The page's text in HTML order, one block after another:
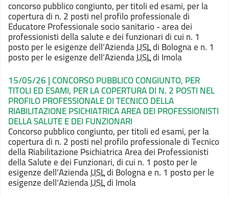
concorso pubblico congiunto, per titoli ed esami, per la
copertura di n. 2 posti nel profilo professionale di
Educatore Professionalesocio sanitario - area dei
professionisti della salute e dei funzionari di cuin. 1
posto per le esigenze dell’AziendaUSLdi Bologna e n. 1
posto per leesigenze dell’AziendaUSLdi Imola
15/05/26 | CONCORSO PUBBLICO CONGIUNTO, PER
TITOLI ED ESAMI, PER LA COPERTURA DI N. 2 POSTI NEL
PROFILO PROFESSIONALE DI TECNICO DELLA
RIABILITAZIONE PSICHIATRICA AREA DEI PROFESSIONISTI
DELLA SALUTE E DEI FUNZIONARI
Concorso pubblico congiunto, per titoli ed esami, per la
copertura di n.2 posti nel profilo professionale di Tecnico
della Riabilitazione Psichiatrica Areadei Professionisti
della Salute e dei Funzionari, di cui n. 1 posto per le
esigenze dell’AziendaUSLdi Bologna e n. 1 posto per le
esigenze dell’AziendaUSLdi Imola